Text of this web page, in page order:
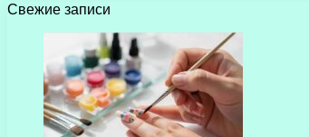
Свежие записи